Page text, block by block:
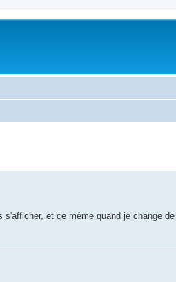
et ce même quand je change